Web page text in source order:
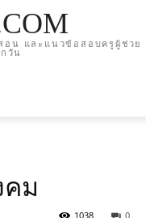
อน และแนวข้อสอบครูผู้ช่วย
วัน
ม
0
1038